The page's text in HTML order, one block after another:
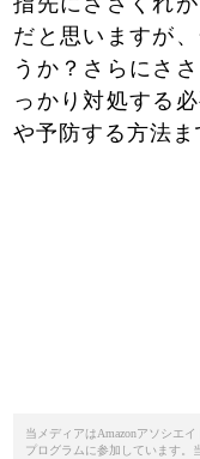
だと思いますが
うか？さらにさ
っかり対処する
や予防する方法ま
当メディアはAmazonアソシエ
プログラムに参加しています。